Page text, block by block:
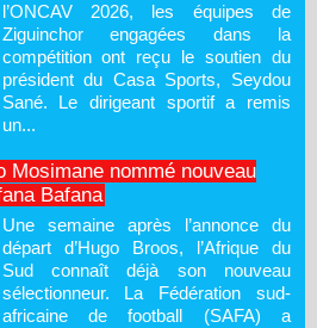
l’ONCAV 2026, les équipes de
Ziguinchor engagées dans la
compétition ont reçu le soutien du
président du Casa Sports, Seydou
Sané. Le dirigeant sportif a remis
un...
Mosimane nommé nouveau
Bafana
Une semaine après l’annonce du
départ d’Hugo Broos, l’Afrique du
Sud connaît déjà son nouveau
sélectionneur. La Fédération sud-
africaine de football (SAFA) a